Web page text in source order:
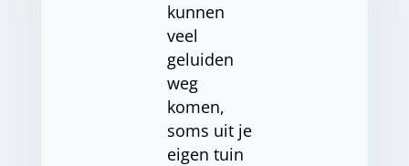
kunnen
veel
geluiden
weg
komen,
soms uit je
eigen tuin